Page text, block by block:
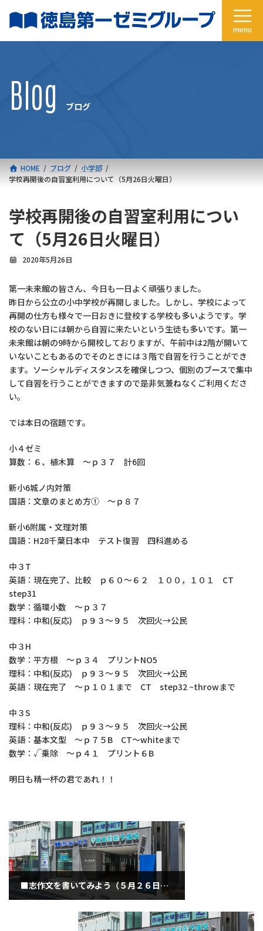
ン
ー
Blog ブログ
HOME ブログ
小学部
学校再開後の自習室利用について（5月26日火曜日）
学校再開後の自習室利用につい
て（5月26日火曜日）
2020年5月26日
第一未来館の皆さん、今日も一日よく頑張りました。
昨日から公立の小中学校が再開しました。しかし、学校によって
再開の仕方も様々で一日おきに登校する学校も多いようです。学
校のない日には朝から自習に来たいという生徒も多いです。第一
未来館は朝の9時から開校しておりますが、午前中は2階が開いて
いないこともあるのでそのときには３階で自習を行うことができ
ます。ソーシャルディスタンスを確保しつつ、個別のブースで集中
して自習を行うことができますので是非気兼ねなくご利用くださ
い。
では本日の宿題です。
小４ゼミ
算数：６、植木算 ～ｐ３７ 計6回
新小6城ノ内対策
国語：文章のまとめ方① ～ｐ８７
新小6附属・文理対策
国語：H28千葉日本中 テスト復習 四科進める
中３T
英語：現在完了、比較 ｐ６０～６２ １００，１０１ CT
step31
数学：循環小数 ～ｐ３７
理科：中和(反応) ｐ９３～９５ 次回火→公民
中３H
数学：平方根 ～ｐ３４ プリントNO5
理科：中和(反応) ｐ９３～９５ 次回火→公民
英語：現在完了 ～ｐ１０１まで CT step32 ~throwまで
中３S
理科：中和(反応) ｐ９３～９５ 次回火→公民
英語：基本文型 ～ｐ７５B CT～whiteまで
数学：√乗除 ～ｐ４１ プリント６B
明日も精一杯の君であれ！！
■志作文を書いてみよう（５月２６日火曜日）